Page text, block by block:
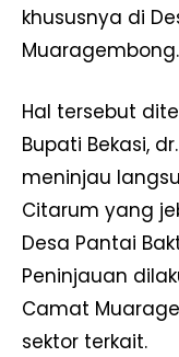
khususnya di
Muaragembong.
Hal tersebut
Bupati Bekasi,
meninjau
Citarum yang
Desa Pantai
Peninjauan
Camat
sektor terkait.